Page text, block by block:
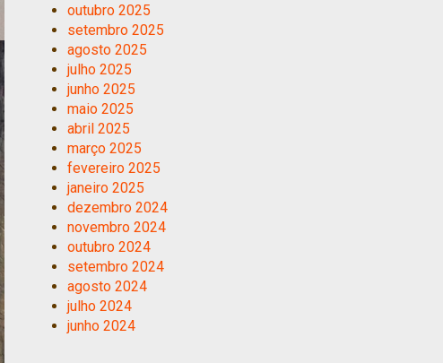
outubro 2025
setembro 2025
agosto 2025
julho 2025
junho 2025
maio 2025
abril 2025
março 2025
fevereiro 2025
janeiro 2025
dezembro 2024
novembro 2024
outubro 2024
setembro 2024
agosto 2024
julho 2024
junho 2024